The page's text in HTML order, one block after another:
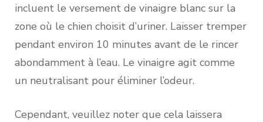
incluent le versement de vinaigre blanc sur la
zone où le chien choisit d’uriner. Laisser tremper
pendant environ 10 minutes avant de le rincer
abondamment à l’eau. Le vinaigre agit comme
un neutralisant pour éliminer l’odeur.
Cependant, veuillez noter que cela laissera